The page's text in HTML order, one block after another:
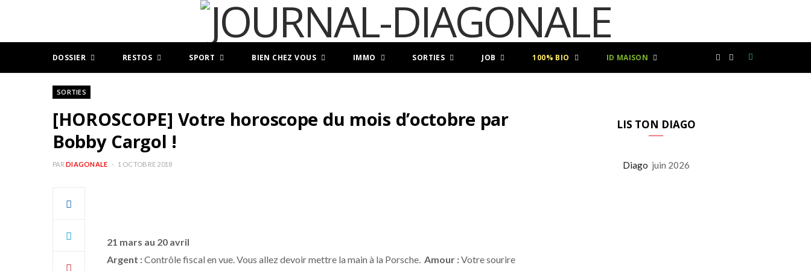
DOSSIER RESTOS SPORT BIEN CHEZ VOUS IMMO SORTIES JOB 100% BIO ID MAISON
SORTIES
[HOROSCOPE] Votre horoscope du mois d’octobre par
Bobby Cargol !
PAR DIAGONALE 1 OCTOBRE 2018
21 mars au 20 avril
Argent :Contrôle fiscal en vue. Vous allez devoir mettre la main à la Porsche. Amour :Votre sourire
LIS TON DIAGO
Diago juin 2026